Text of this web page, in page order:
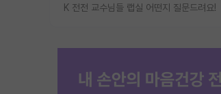
K 전전 교수님들 랩실 어떤지 질문드려요!